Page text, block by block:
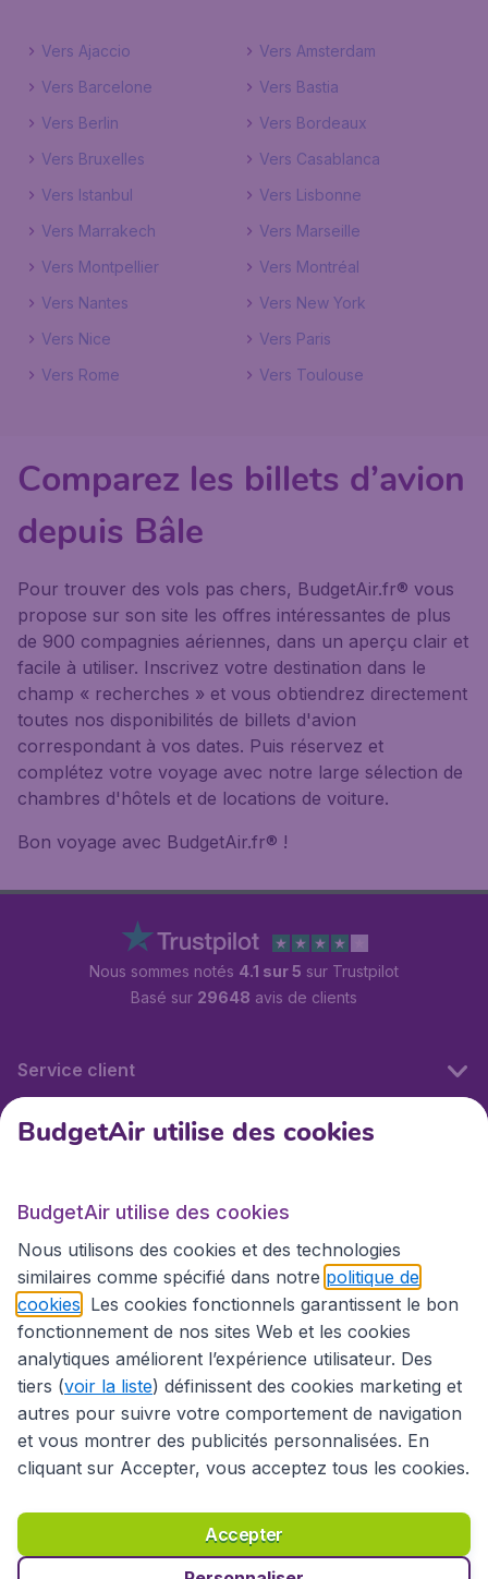
Vers Ajaccio
Vers Amsterdam
Vers Barcelone
Vers Bastia
Vers Berlin
Vers Bordeaux
Vers Bruxelles
Vers Casablanca
Vers Istanbul
Vers Lisbonne
Vers Marrakech
Vers Marseille
Vers Montpellier
Vers Montréal
Vers Nantes
Vers New York
Vers Nice
Vers Paris
Vers Rome
Vers Toulouse
Comparez les billets d’avion
depuis Bâle
Pour trouver des vols pas chers, BudgetAir.fr® vous
propose sur son site les offres intéressantes de plus
de 900 compagnies aériennes, dans un aperçu clair et
facile à utiliser. Inscrivez votre destination dans le
champ « recherches » et vous obtiendrez directement
toutes nos disponibilités de billets d'avion
correspondant à vos dates. Puis réservez et
complétez votre voyage avec notre large sélection de
chambres d'hôtels et de locations de voiture.
Bon voyage avec BudgetAir.fr® !
Nous sommes notés 4.1 sur 5 sur Trustpilot
Basé sur 29648 avis de clients
Service client
BudgetAir.fr
Sites internationaux
Déclaration d’accessibilité
Conditions générales
Déclaration de confidentialité
Droits d’auteur © 2026
BudgetAir utilise des cookies
BudgetAir utilise des cookies
Nous utilisons des cookies et des technologies
similaires comme spécifié dans notre politique de
cookies . Les cookies fonctionnels garantissent le bon
fonctionnement de nos sites Web et les cookies
analytiques améliorent l’expérience utilisateur. Des
tiers (voir la liste) définissent des cookies marketing et
autres pour suivre votre comportement de navigation
et vous montrer des publicités personnalisées. En
cliquant sur Accepter, vous acceptez tous les cookies.
Accepter